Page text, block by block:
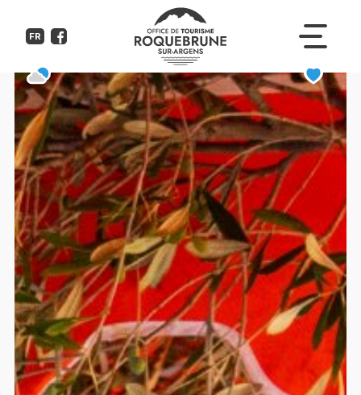
FR
Le petit marché des